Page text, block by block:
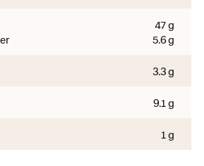
47 g
5.6 g
3.3 g
9.1 g
1 g